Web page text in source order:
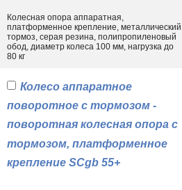
Колесная опора аппаратная,
платформенное крепление, металлический
тормоз, серая резина, полипропиленовый
обод, диаметр колеса 100 мм, нагрузка до
80 кг
Колесо аппаратное
поворотное с тормозом -
поворотная колесная опора с
тормозом, платформенное
крепление SCgb 55+